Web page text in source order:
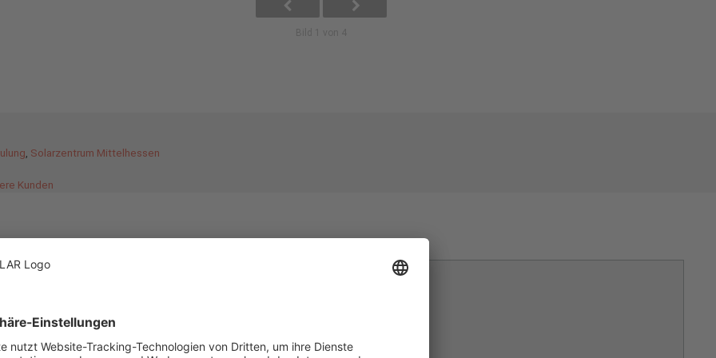
Solarzentrum Mittelhessen
Kunden